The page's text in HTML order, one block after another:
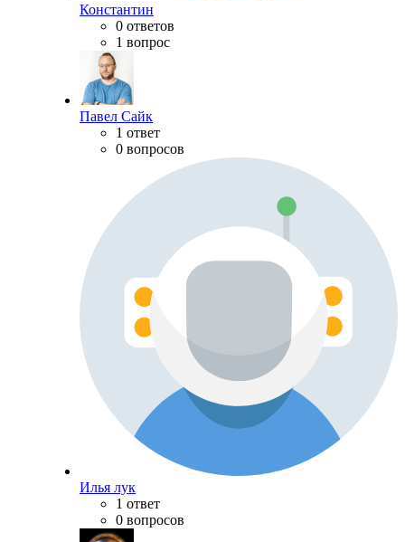
Константин
0 ответов
1 вопрос
Павел Сайк
1 ответ
0 вопросов
Илья лук
1 ответ
0 вопросов